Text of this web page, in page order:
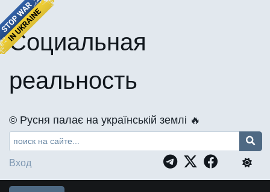
Социальная
реальность
©️ Русня палає на українській землі 🔥
Вход